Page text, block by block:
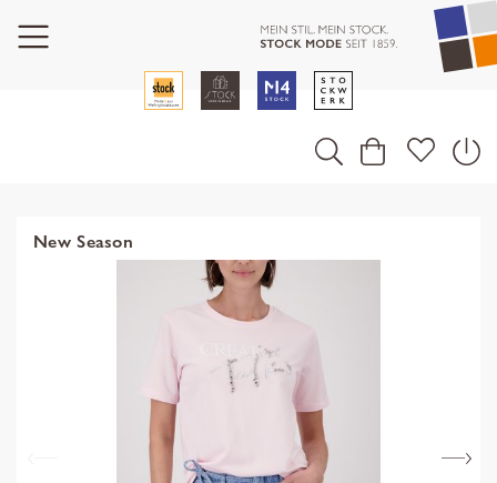
New Season